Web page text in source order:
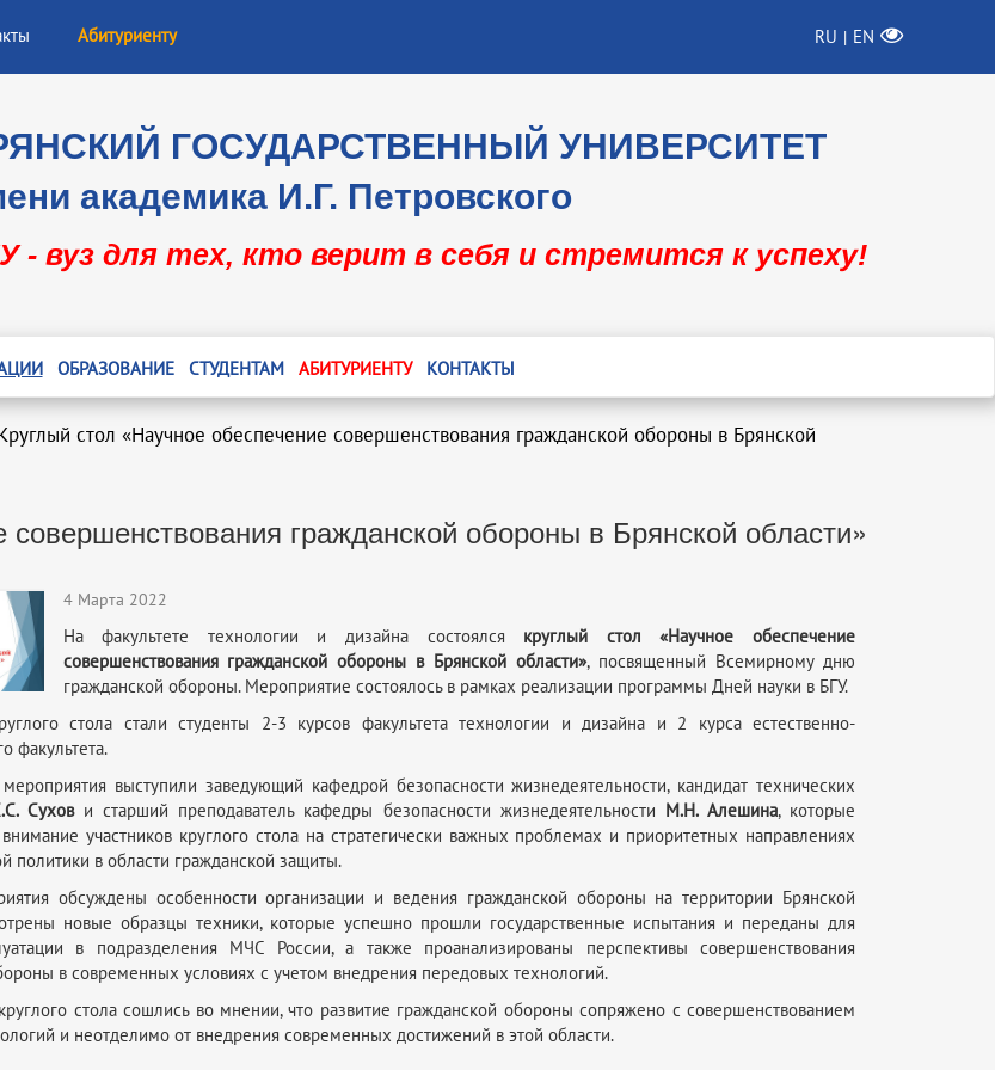
Абитуриенту RU | EN
ГОСУДАРСТВЕННЫЙ УНИВЕРСИТЕТ
академика И.Г. Петровского
- вуз для тех, кто верит в себя и стремится к успеху!
ОБРАЗОВАНИЕ СТУДЕНТАМ АБИТУРИЕНТУ КОНТАКТЫ
стол «Научное обеспечение совершенствования гражданской обороны в Брянской
гражданской обороны в Брянской области»
4 Марта 2022
На факультете технологии и дизайна состоялся круглый стол «Научное обеспечение
совершенствования гражданской обороны в Брянской области», посвященный Всемирному дню
гражданской обороны. Мероприятие состоялось в рамках реализации программы Дней науки в БГУ.
стола стали студенты 2-3 курсов факультета технологии и дизайна и 2 курса естественно-
факультета.
выступили заведующий кафедрой безопасности жизнедеятельности, кандидат технических
Сухови старший преподаватель кафедры безопасности жизнедеятельности М.Н. Алешина, которые
участников круглого стола на стратегически важных проблемах и приоритетных направлениях
политики в области гражданской защиты.
обсуждены особенности организации и ведения гражданской обороны на территории Брянской
новые образцы техники, которые успешно прошли государственные испытания и переданы для
в подразделения МЧС России, а также проанализированы перспективы совершенствования
в современных условиях с учетом внедрения передовых технологий.
стола сошлись во мнении, что развитие гражданской обороны сопряжено с совершенствованием
и неотделимо от внедрения современных достижений в этой области.